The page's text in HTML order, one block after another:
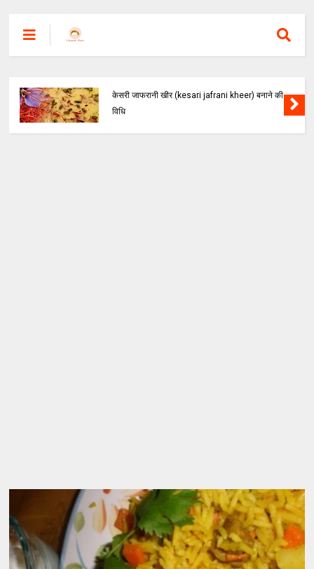
केसरी जाफरानी खीर (kesari jafrani kheer) बनाने की
विधि